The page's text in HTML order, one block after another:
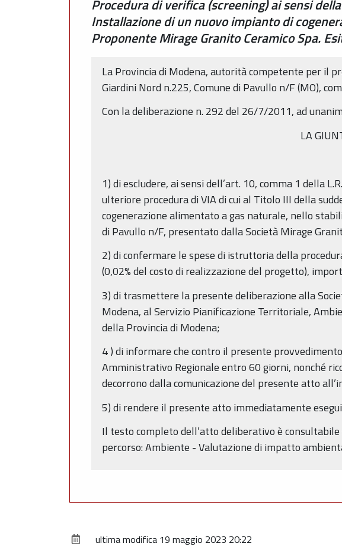
Procedura di verifica (screening) ai sensi
Installazione di un nuovo impianto di
Proponente Mirage Granito Ceramico Spa.
La Provincia di Modena, autorità competente per il
Giardini Nord n.225, Comune di Pavullo n/F (MO),
Con la deliberazione n. 292 del 26/7/2011, ad
LA
1) di escludere, ai sensi dell’art. 10, comma 1 della
ulteriore procedura di VIA di cui al Titolo III della
cogenerazione alimentato a gas naturale, nello
di Pavullo n/F, presentato dalla Società Mirage
2) di confermare le spese di istruttoria della
(0,02% del costo di realizzazione del progetto),
3) di trasmettere la presente deliberazione alla
Modena, al Servizio Pianificazione Territoriale,
della Provincia di Modena;
4 ) di informare che contro il presente
Amministrativo Regionale entro 60 giorni, nonché
decorrono dalla comunicazione del presente atto
5) di rendere il presente atto immediatamente
Il testo completo dell’atto deliberativo è
percorso: Ambiente - Valutazione di impatto
ultima modifica 19 maggio 2023 20:22